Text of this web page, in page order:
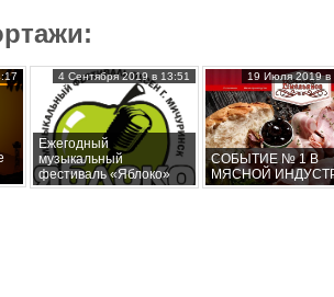
Ежегодный
музыкальный
фестиваль «Яблоко»
4 Сентября 2019 в 13:51
СОБЫТИЕ № 1 В
МЯСНОЙ
19 Июля 2019 в